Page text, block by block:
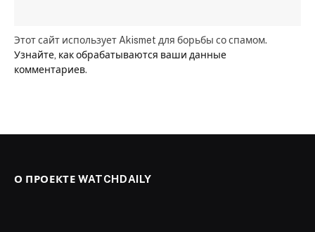
Этот сайт использует Akismet для борьбы со спамом.
Узнайте, как обрабатываются ваши данные
комментариев.
О ПРОЕКТЕ WATCHDAILY